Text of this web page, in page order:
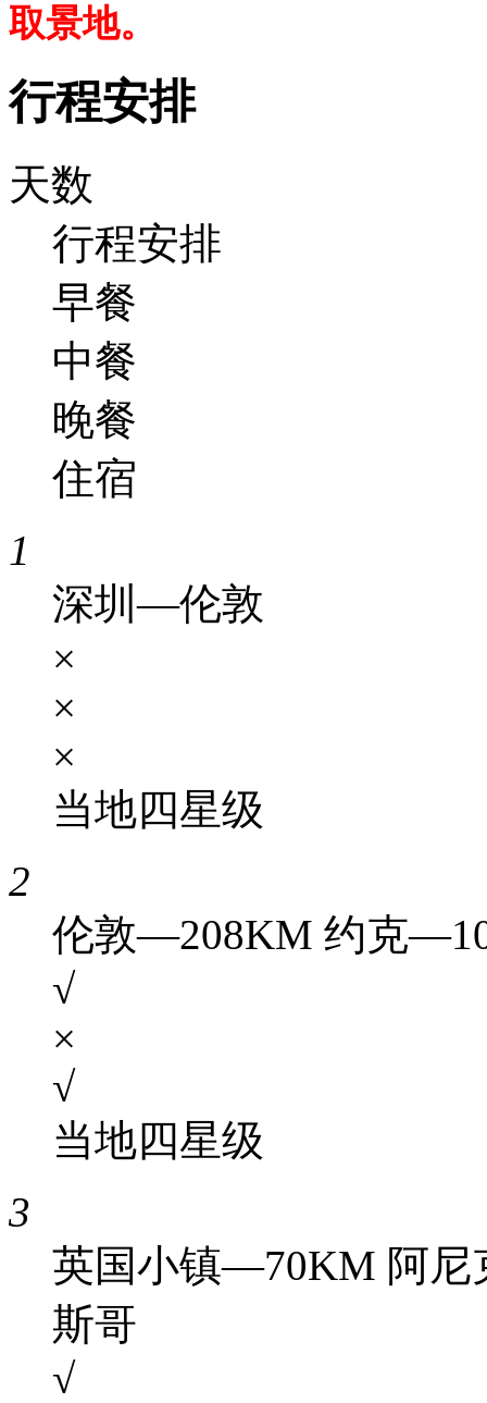
取景地。
行程安排
天数
行程安排
早餐
中餐
晚餐
住宿
1
深圳—伦敦
×
×
×
当地四星级
2
伦敦—208KM 约克
√
×
√
当地四星级
3
英国小镇—70KM 阿
斯哥
√